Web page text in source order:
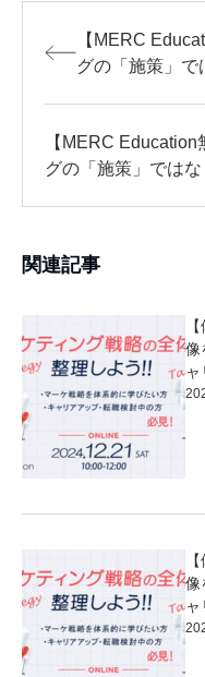
【MERC
グの「施策」で
【MERC
グの「施策」では
関連記事
像
ャ
像
ャ